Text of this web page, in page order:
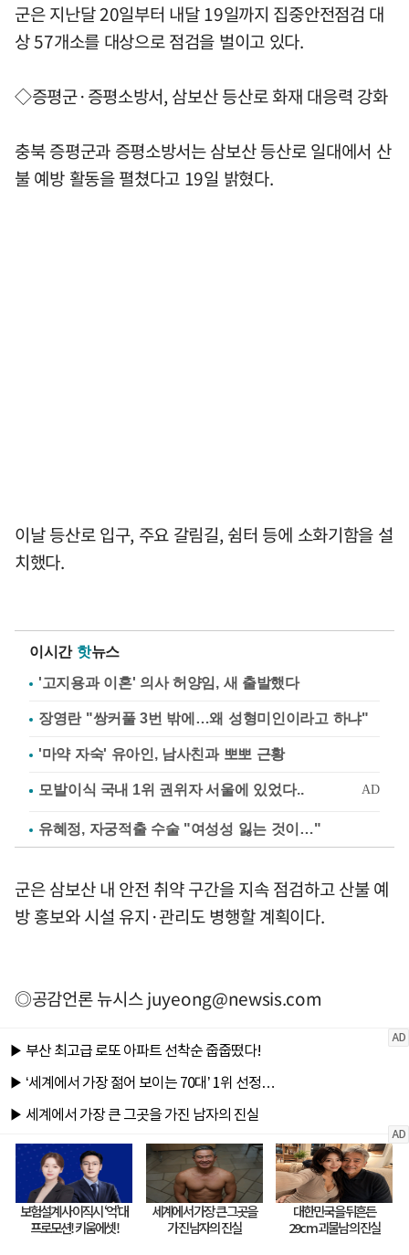
군은 지난달 20일부터 내달 19일까지 집중안전점검 대
상 57개소를 대상으로 점검을 벌이고 있다.
◇증평군·증평소방서, 삼보산 등산로 화재 대응력 강화
충북 증평군과 증평소방서는 삼보산 등산로 일대에서 산
불 예방 활동을 펼쳤다고 19일 밝혔다.
이날 등산로 입구, 주요 갈림길, 쉼터 등에 소화기함을 설
치했다.
이시간 핫뉴스
'고지용과 이혼' 의사 허양임, 새 출발했다
장영란 "쌍커풀 3번 밖에…왜 성형미인이라고 하냐"
'마약 자숙' 유아인, 남사친과 뽀뽀 근황
유혜정, 자궁적출 수술 "여성성 잃는 것이…"
군은 삼보산 내 안전 취약 구간을 지속 점검하고 산불 예
방 홍보와 시설 유지·관리도 병행할 계획이다.
◎공감언론 뉴시스juyeong@newsis.com